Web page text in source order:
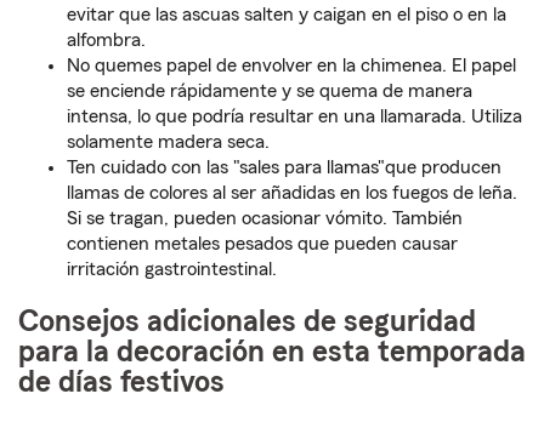
evitar que las ascuas salten y caigan en el piso o en la
alfombra.
No quemes papel de envolver en la chimenea. El papel
se enciende rápidamente y se quema de manera
intensa, lo que podría resultar en una llamarada. Utiliza
solamente madera seca.
Ten cuidado con las "sales para llamas"que producen
llamas de colores al ser añadidas en los fuegos de leña.
Si se tragan, pueden ocasionar vómito. También
contienen metales pesados que pueden causar
irritación gastrointestinal.
Consejos adicionales de seguridad
para la decoración en esta temporada
de días festivos